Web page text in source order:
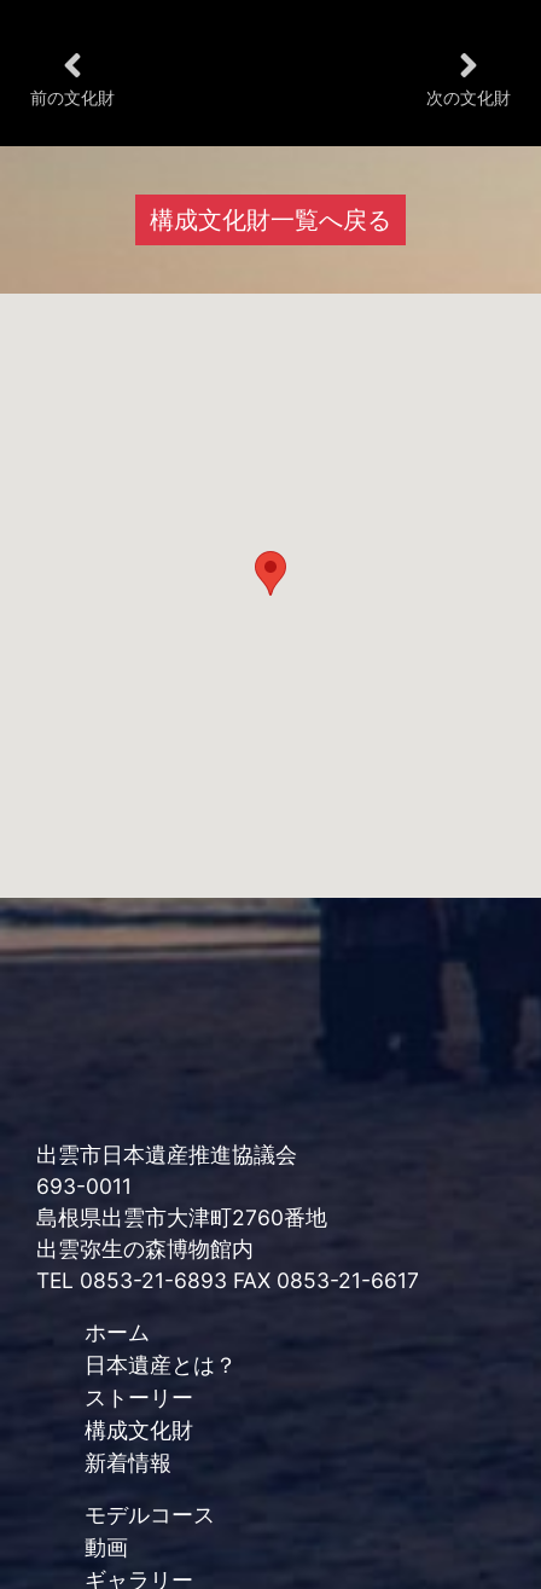
前の文化財 次の文化財
構成文化財一覧へ戻る
出雲市日本遺産推進協議会
693-0011
島根県出雲市大津町2760番地
出雲弥生の森博物館内
TEL 0853-21-6893 FAX 0853-21-6617
ホーム
日本遺産とは？
ストーリー
構成文化財
新着情報
モデルコース
動画
ギャラリー